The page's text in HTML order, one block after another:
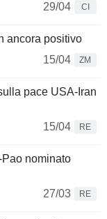
29/04
CI
ancora positivo
15/04
ZM
pace USA-Iran
15/04
RE
nominato
27/03
RE